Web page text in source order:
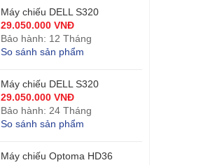
Máy chiếu DELL S320
29.050.000 VNĐ
Bảo hành: 12 Tháng
So sánh sản phẩm
Máy chiếu DELL S320
29.050.000 VNĐ
Bảo hành: 24 Tháng
So sánh sản phẩm
Máy chiếu Optoma HD36